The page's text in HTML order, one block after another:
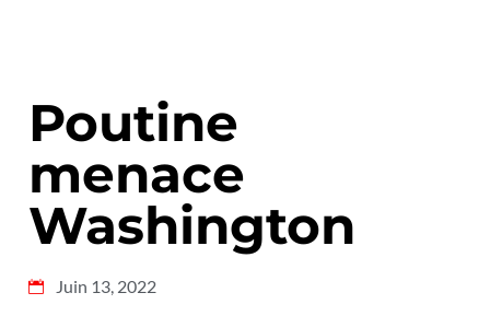
Poutine
menace
Washington
Juin 13, 2022